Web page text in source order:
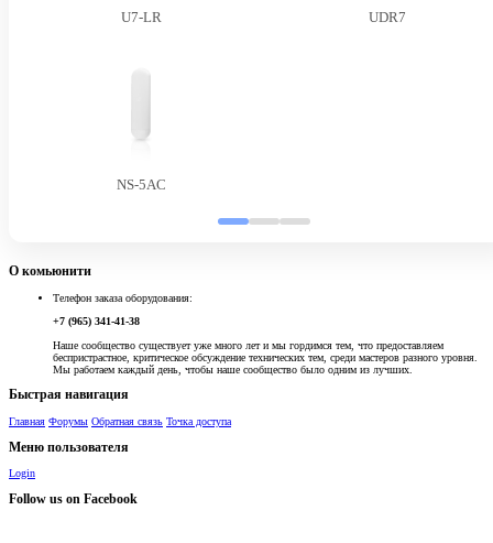
U7-LR UDR7
NS-5AC
О комьюнити
Телефон заказа оборудования:
+7 (965) 341-41-38
Наше сообщество существует уже много лет и мы гордимся тем, что предоставляем
беспристрастное, критическое обсуждение технических тем, среди мастеров разного уровня.
Мы работаем каждый день, чтобы наше сообщество было одним из лучших.
Быстрая навигация
Главная Форумы Обратная связь Точка доступа
Меню пользователя
Login
Follow us on Facebook